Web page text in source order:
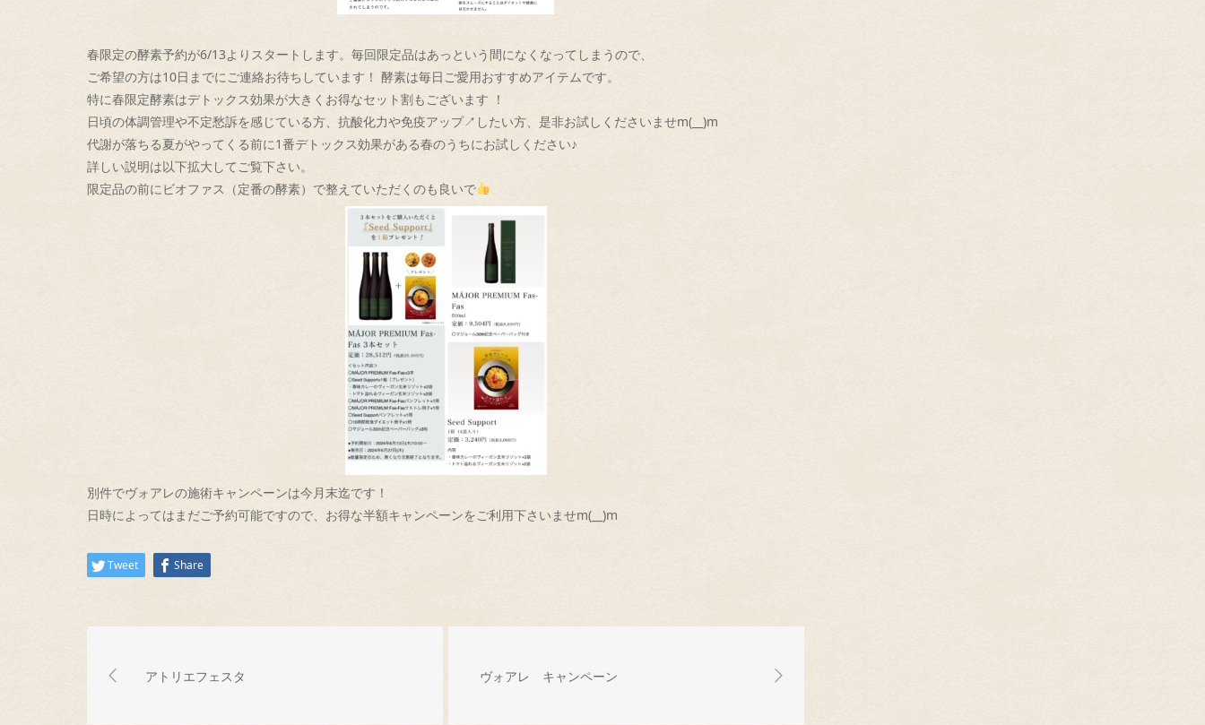
春限定の酵素予約が6/13よりスタートします。 毎回限定品はあっという間になくなってしまうので、
ご希望の方は10日までに ご連絡お待ちしています！ 酵素は毎日ご愛用おすすめアイテムです。
特に春限定酵素はデトックス効果が大きくお得なセット割もござい ます ！
日頃の体調管理や不定愁訴を感じている方、 抗酸化力や免疫アップ↗したい方、是非お試しくださいませ‍m(__)m
代謝が落ちる夏がやってくる前に1番デトックス効果がある春のう ちにお試しください♪
詳しい説明は以下拡大してご覧下さい。
限定品の前にビオファス（定番の酵素） で整えていただくのも良いで
別件でヴォアレの施術キャンペーンは今月末迄です！
日時によってはまだご予約可能ですので、 お得な半額キャンペーンをご利用下さいませm(__)m
Tweet Share
アトリエフェスタ ヴォアレ キャンペーン